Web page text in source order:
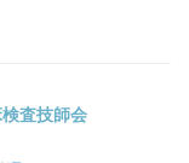
査技師会